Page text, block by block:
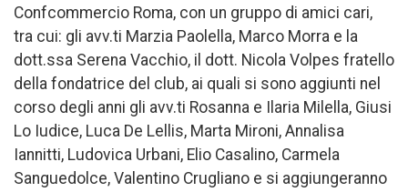
Confcommercio Roma, con un gruppo di amici cari,
tra cui: gli avv.ti Marzia Paolella, Marco Morra e la
dott.ssa Serena Vacchio, il dott. Nicola Volpes fratello
della fondatrice del club, ai quali si sono aggiunti nel
corso degli anni gli avv.ti Rosanna e Ilaria Milella, Giusi
Lo Iudice, Luca De Lellis, Marta Mironi, Annalisa
Iannitti, Ludovica Urbani, Elio Casalino, Carmela
Sanguedolce, Valentino Crugliano e si aggiungeranno